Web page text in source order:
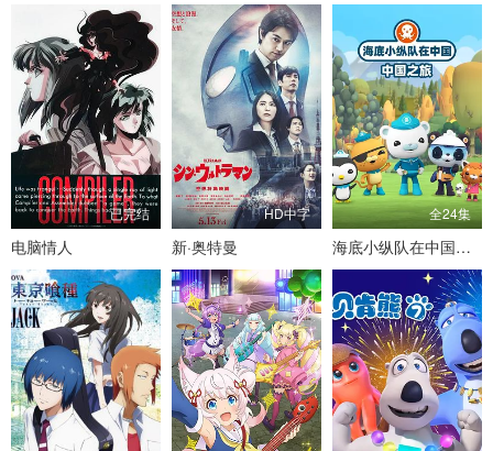
已完结
电脑情人
HD中字
新·奥特曼
全24集
海底小纵队在中国：中国之旅